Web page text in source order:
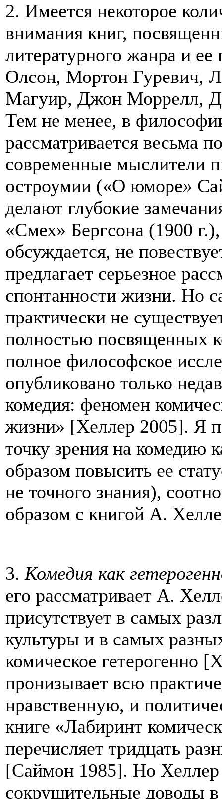
2. Имеется некоторое
внимания книг,
литературного жанра и
Олсон, Мортон Гуревич,
Магуир, Джон Моррелл,
Тем не менее, в
рассматривается весьма
современные мыслители
остроумии («О юморе»
делают глубокие
«Смех» Бергсона (1900
обсуждается, не
предлагает серьезное
спонтанности жизни. Но
практически не
полностью посвященных
полное философское
опубликовано только
комедия: феномен
жизни» [Хеллер 2005]. Я
точку зрения на комедию
образом повысить ее
не точного знания),
образом с книгой А.
3.Комедия как
его рассматривает А.
присутствует в самых
культуры и в самых
комическое гетерогенно
пронизывает всю
нравственную, и
книге «Лабиринт
перечисляет тридцать
[Саймон 1985]. Но Хеллер
сокрушительные доводы